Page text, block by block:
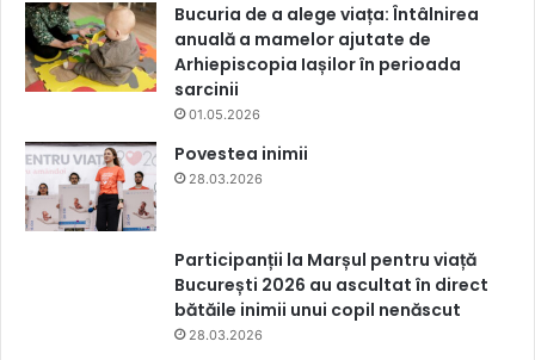
Bucuria de a alege viața: Întâlnirea
anuală a mamelor ajutate de
Arhiepiscopia Iașilor în perioada
sarcinii
01.05.2026
Povestea inimii
28.03.2026
Participanții la Marșul pentru viață
București 2026 au ascultat în direct
bătăile inimii unui copil nenăscut
28.03.2026